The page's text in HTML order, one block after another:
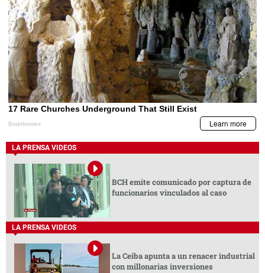
LA PRENSA VIDEOS
BCH emite comunicado por captura de
funcionarios vinculados al caso
LA PRENSA VIDEOS
La Ceiba apunta a un renacer industrial
con millonarias inversiones